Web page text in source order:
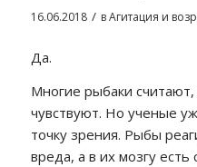
16.06.2018 / вАгитация и
Да.
Многие рыбаки
чувствуют. Но ученые
точку зрения. Рыбы
вреда, а в их мозгу